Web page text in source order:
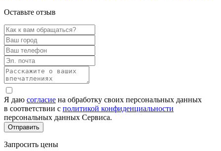
Оставьте отзыв
Я даю согласие на обработку своих персональных данных
в соответствии с политикой конфиденциальности
персональных данных Сервиса.
Запросить цены